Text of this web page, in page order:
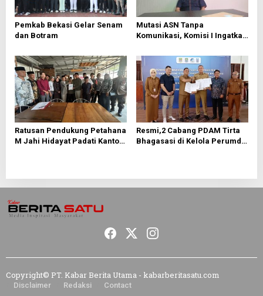
Pemkab Bekasi Gelar Senam
dan Botram
Mutasi ASN Tanpa
Komunikasi, Komisi I Ingatkan
Birokrasi
Ratusan Pendukung Petahana
M Jahi Hidayat Padati Kantor
Resmi,2 Cabang PDAM Tirta
Bhagasasi di Kelola Perumda
Copyright© PT. Kabar Berita Utama - kabarberitasatu.com
Disclaimer Redaksi Contact